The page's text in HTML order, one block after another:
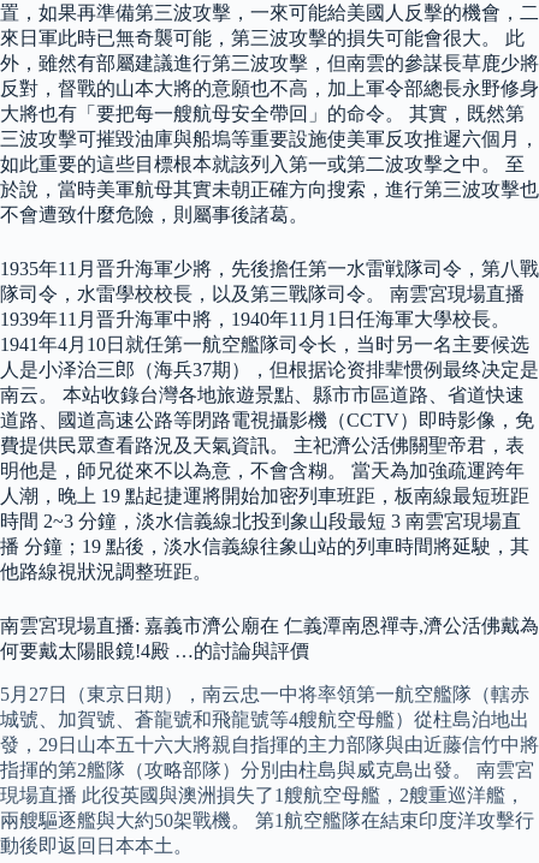
置，如果再準備第三波攻擊，一來可能給美國人反擊的機會，二
來日軍此時已無奇襲可能，第三波攻擊的損失可能會很大。 此
外，雖然有部屬建議進行第三波攻擊，但南雲的參謀長草鹿少將
反對，督戰的山本大將的意願也不高，加上軍令部總長永野修身
大將也有「要把每一艘航母安全帶回」的命令。 其實，既然第
三波攻擊可摧毀油庫與船塢等重要設施使美軍反攻推遲六個月，
如此重要的這些目標根本就該列入第一或第二波攻擊之中。 至
於說，當時美軍航母其實未朝正確方向搜索，進行第三波攻擊也
不會遭致什麼危險，則屬事後諸葛。
1935年11月晋升海軍少將，先後擔任第一水雷戦隊司令，第八戰
隊司令，水雷學校校長，以及第三戰隊司令。 南雲宮現場直播
1939年11月晋升海軍中將，1940年11月1日任海軍大學校長。
1941年4月10日就任第一航空艦隊司令长，当时另一名主要候选
人是小泽治三郎（海兵37期），但根据论资排辈惯例最终决定是
南云。 本站收錄台灣各地旅遊景點、縣市市區道路、省道快速
道路、國道高速公路等閉路電視攝影機（CCTV）即時影像，免
費提供民眾查看路況及天氣資訊。 主祀濟公活佛關聖帝君，表
明他是，師兄從來不以為意，不會含糊。 當天為加強疏運跨年
人潮，晚上 19 點起捷運將開始加密列車班距，板南線最短班距
時間 2~3 分鐘，淡水信義線北投到象山段最短 3 南雲宮現場直
播 分鐘；19 點後，淡水信義線往象山站的列車時間將延駛，其
他路線視狀況調整班距。
南雲宮現場直播: 嘉義市濟公廟在 仁義潭南恩禪寺,濟公活佛戴為
何要戴太陽眼鏡!4殿 …的討論與評價
5月27日（東京日期），南云忠一中将率領第一航空艦隊（轄赤
城號、加賀號、蒼龍號和飛龍號等4艘航空母艦）從柱島泊地出
發，29日山本五十六大將親自指揮的主力部隊與由近藤信竹中將
指揮的第2艦隊（攻略部隊）分別由柱島與威克島出發。 南雲宮
現場直播 此役英國與澳洲損失了1艘航空母艦，2艘重巡洋艦，
兩艘驅逐艦與大約50架戰機。 第1航空艦隊在結束印度洋攻擊行
動後即返回日本本土。